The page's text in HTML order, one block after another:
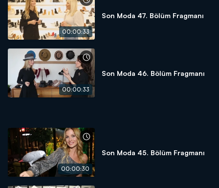
00:00:33
Son Moda 47. Bölüm Fragmanı
00:00:33
Son Moda 46. Bölüm Fragmanı
00:00:30
Son Moda 45. Bölüm Fragmanı